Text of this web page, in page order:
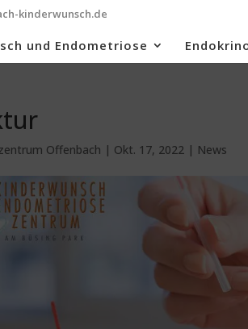
kinderwunsch.de
und Endometriose
Offenbach | Okt. 17, 2022 | News